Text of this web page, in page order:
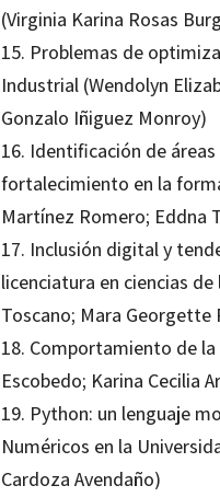
(Virginia Karina Rosas
15. Problemas de
Industrial (Wendolyn
Gonzalo Iñiguez Monroy)
16. Identificación de
fortalecimiento en la
Martínez Romero; Eddna
17. Inclusión digital y
licenciatura en ciencias
Toscano; Mara Georgette
18. Comportamiento de
Escobedo; Karina Cecilia
19. Python: un lenguaje
Numéricos en la
Cardoza Avendaño)